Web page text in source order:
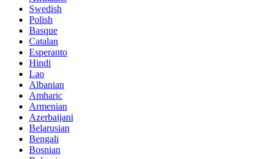
Swedish
Polish
Basque
Catalan
Esperanto
Hindi
Lao
Albanian
Amharic
Armenian
Azerbaijani
Belarusian
Bengali
Bosnian